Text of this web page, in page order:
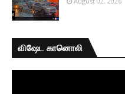
விஷேட கானொலி